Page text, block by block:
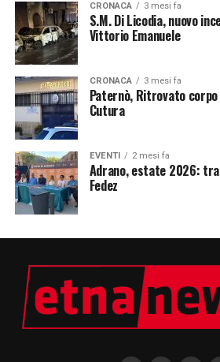
CRONACA 3 mesi fa
S.M. Di Licodia, nuovo
Vittorio Emanuele
CRONACA 3 mesi fa
Paternò, Ritrovato
Cutura
EVENTI 2 mesi fa
Adrano, estate 2026: tra
Fedez